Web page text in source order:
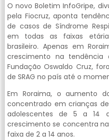
O novo Boletim InfoGripe,
pela Fiocruz, aponta
de casos de Síndrome
em todas as faixas
brasileiro. Apenas em
crescimento na tendência
Fundação Oswaldo Cruz,
de SRAG no país até o
Em Roraima, o aumento
concentrado em crianças
adolescentes de 5 a 14
crescimento se concentra
faixa de 2 a 14 anos.